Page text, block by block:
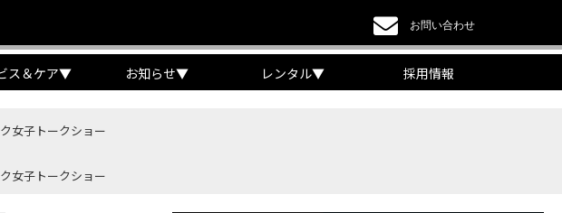
お問い合わせ
ス＆ケア▼ お知らせ▼ レンタル▼ 採用情報
女子トークショー
女子トークショー